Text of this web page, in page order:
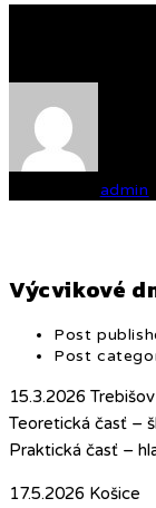
admin
Výcvikové
Post
Post
15.3.2026 Trebišov
Teoretická časť –
Praktická časť –
17.5.2026 Košice